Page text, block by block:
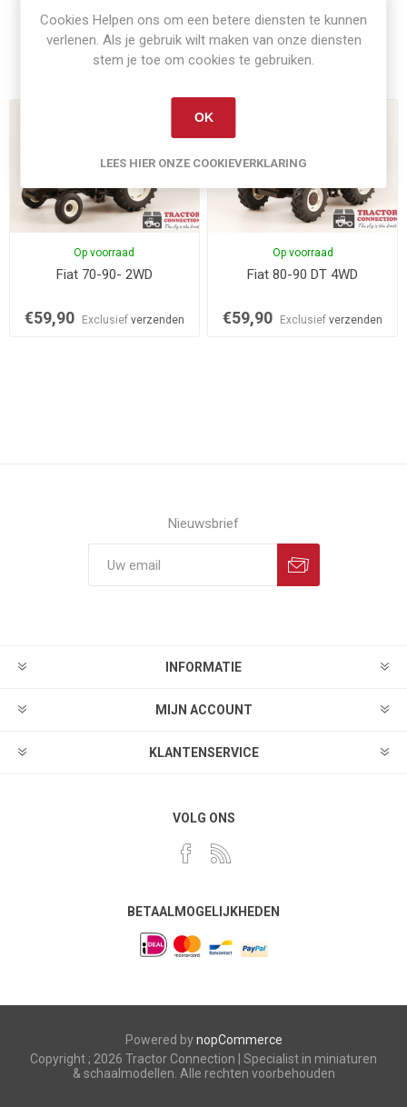
Gerelateerde producten
Op voorraad
Fiat 70-90- 2WD
€59,90 Exclusief verzenden
Op voorraad
Fiat 80-90 DT 4WD
€59,90 Exclusiefverzenden
Nieuwsbrief
INFORMATIE
MIJN ACCOUNT
KLANTENSERVICE
VOLG ONS
BETAALMOGELIJKHEDEN
Powered bynopCommerce
Copyright ; 2026 Tractor Connection | Specialist in miniaturen
& schaalmodellen. Alle rechten voorbehouden
Cookies Helpen ons om een betere diensten te kunnen
verlenen. Als je gebruik wilt maken van onze diensten
stem je toe om cookies te gebruiken.
OK
LEES HIER ONZE COOKIEVERKLARING